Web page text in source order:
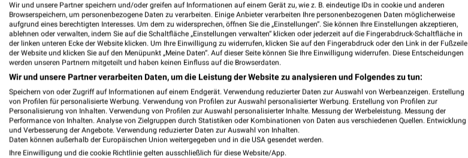
pro optik
Pforzheimer Straße 377
70499 Stuttgart-Weilimdorf
510,99 km
pro optik Angebote in Fellbach
Fellbach, Deutschland
504,63 km
Wir und unsere Partner speichern und/oder greifen auf Informationen auf einem Gerät zu, wie z. B. eindeutige IDs in cookie und anderen
Browserspeichern, um personenbezogene Daten zu verarbeiten. Einige Anbieter verarbeiten Ihre personenbezogenen Daten möglicherweise
aufgrund eines berechtigten Interesses. Um dem zu widersprechen, öffnen Sie die „Einstellungen“. Sie können Ihre Einstellungen akzeptieren,
ablehnen oder verwalten, indem Sie auf die Schaltfläche „Einstellungen verwalten“ klicken oder jederzeit auf die Fingerabdruck-Schaltfläche in
der linken unteren Ecke der Website klicken. Um Ihre Einwilligung zu widerrufen, klicken Sie auf den Fingerabdruck oder den Link in der Fußzeile
der Website und klicken Sie auf den Menüpunkt „Meine Daten“. Auf dieser Seite können Sie Ihre Einwilligung widerrufen. Diese Entscheidungen
werden unseren Partnern mitgeteilt und haben keinen Einfluss auf die Browserdaten.
Wir und unsere Partner verarbeiten Daten, um die Leistung der Website zu analysieren und Folgendes zu tun:
Speichern von oder Zugriff auf Informationen auf einem Endgerät. Verwendung reduzierter Daten zur Auswahl von Werbeanzeigen. Erstellung
von Profilen für personalisierte Werbung. Verwendung von Profilen zur Auswahl personalisierter Werbung. Erstellung von Profilen zur
Personalisierung von Inhalten. Verwendung von Profilen zur Auswahl personalisierter Inhalte. Messung der Werbeleistung. Messung der
Performance von Inhalten. Analyse von Zielgruppen durch Statistiken oder Kombinationen von Daten aus verschiedenen Quellen. Entwicklung
und Verbesserung der Angebote. Verwendung reduzierter Daten zur Auswahl von Inhalten.
Daten können außerhalb der Europäischen Union weitergegeben und in die USA gesendet werden.
Ihre Einwilligung und die cookie Richtlinie gelten ausschließlich für diese Website/App.